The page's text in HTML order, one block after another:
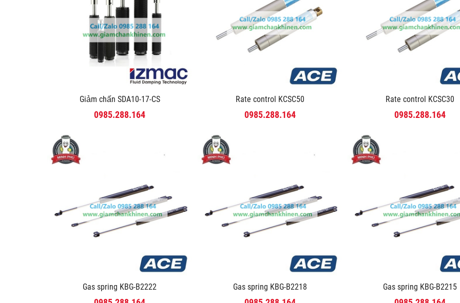
Giảm chấn SDA10-17-CS
0985.288.164
Rate control KCSC50
0985.288.164
Rate control KCSC30
0985.288.164
Gas spring KBG-B2222 Gas spring KBG-B2218 Gas spring KBG-B2215